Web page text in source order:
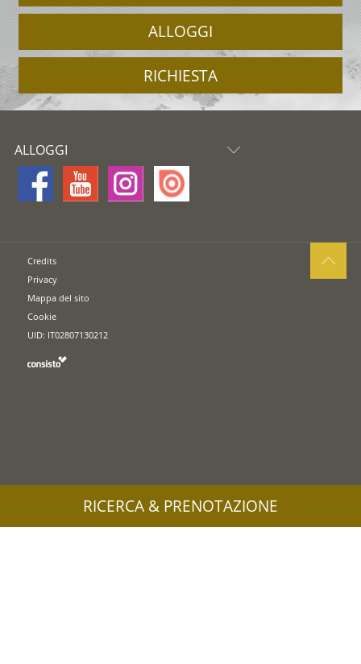
ALLOGGI
RICHIESTA
ALLOGGI
Credits
Privacy
Mappa del sito
Cookie
UID: IT02807130212
RICERCA & PRENOTAZIONE